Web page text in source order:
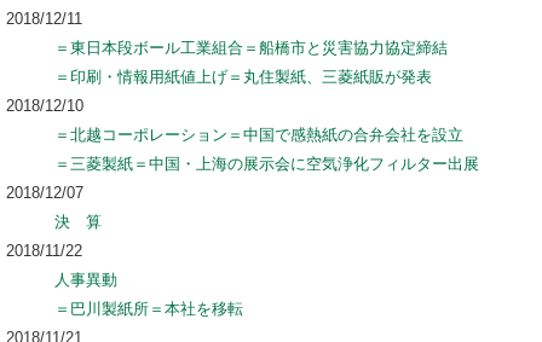
2018/12/11
＝東日本段ボール工業組合＝船橋市と災害協力協定締結
＝印刷・情報用紙値上げ＝丸住製紙、三菱紙販が発表
2018/12/10
＝北越コーポレーション＝中国で感熱紙の合弁会社を設立
＝三菱製紙＝中国・上海の展示会に空気浄化フィルター出展
2018/12/07
決 算
2018/11/22
人事異動
＝巴川製紙所＝本社を移転
2018/11/21